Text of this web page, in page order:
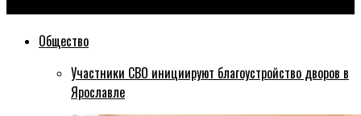
Общество
Участники СВО инициируют благоустройство дворов в
Ярославле